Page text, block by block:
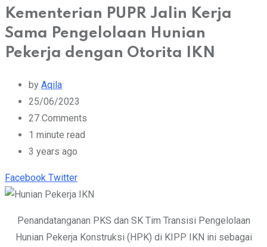
Kementerian PUPR Jalin Kerja
Sama Pengelolaan Hunian
Pekerja dengan Otorita IKN
by Aqila
25/06/2023
27 Comments
1 minute read
3 years ago
Facebook TwitterYoutube
Whatsapp
Cloud
StumbleUpon
Print
Share
via
Penandatanganan PKS dan SK Tim Transisi Pengelolaan
Hunian Pekerja Konstruksi (HPK) di KIPP IKN ini sebagai